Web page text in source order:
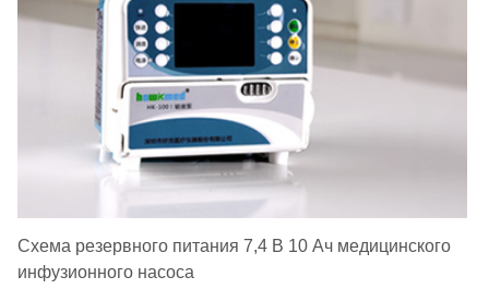
Схема резервного питания 7,4 В 10 Ач медицинского
инфузионного насоса